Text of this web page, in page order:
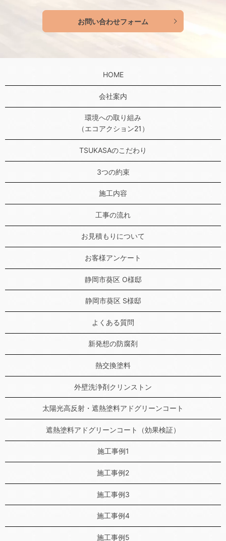
お問い合わせフォーム
HOME
会社案内
環境への取り組み
（エコアクション21）
TSUKASAのこだわり
3つの約束
施工内容
工事の流れ
お見積もりについて
お客様アンケート
静岡市葵区 O様邸
静岡市葵区 S様邸
よくある質問
新発想の防腐剤
熱交換塗料
外壁洗浄剤クリンストン
太陽光高反射・遮熱塗料アドグリーンコート
遮熱塗料アドグリーンコート（効果検証）
施工事例1
施工事例2
施工事例3
施工事例4
施工事例5